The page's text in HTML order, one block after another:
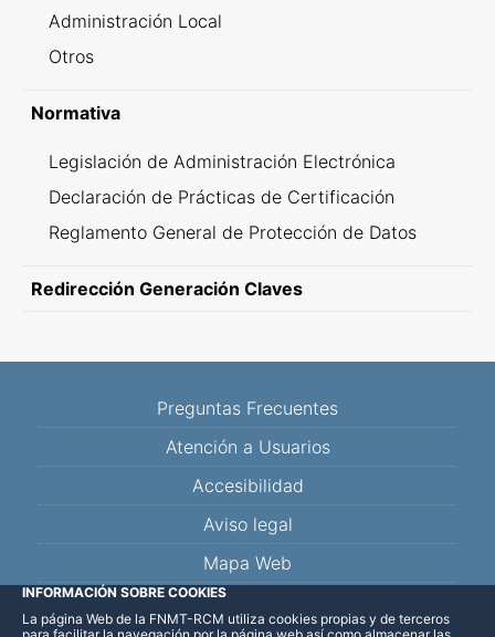
Administración Local
Otros
Normativa
Legislación de Administración Electrónica
Declaración de Prácticas de Certificación
Reglamento General de Protección de Datos
Redirección Generación Claves
Preguntas Frecuentes
Atención a Usuarios
Accesibilidad
Aviso legal
Mapa Web
Facebook
TwitterYouTube
Blog Linkedin
INFORMACIÓN SOBRE COOKIES
La página Web de la FNMT-RCM utiliza cookies propias y de terceros